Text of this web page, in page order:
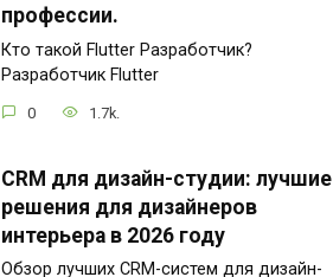
профессии.
Кто такой Flutter Разработчик?
Разработчик Flutter
0 1.7k.
CRM для дизайн-студии: лучшие
решения для дизайнеров
интерьера в 2026 году
Обзор лучших CRM-систем для дизайн-